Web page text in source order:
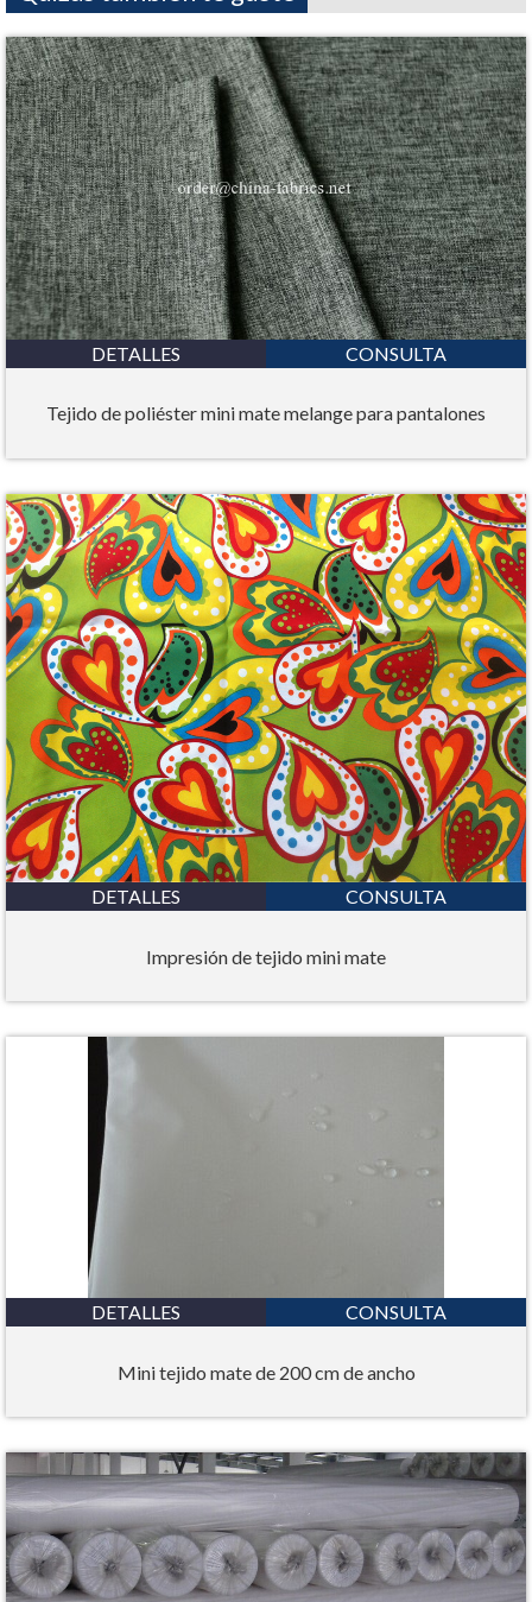
DETALLES CONSULTA
Tejido de poliéster mini mate melange para pantalones
DETALLES CONSULTA
Impresión de tejido mini mate
DETALLES CONSULTA
Mini tejido mate de 200 cm de ancho